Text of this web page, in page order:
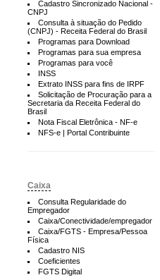
Cadastro Sincronizado Nacional -
CNPJ
Consulta à situação do Pedido
(CNPJ) - Receita Federal do Brasil
Programas para Download
Programas para sua empresa
Programas para você
INSS
Extrato INSS para fins de IRPF
Solicitação de Procuração para a
Secretaria da Receita Federal do
Brasil
Nota Fiscal Eletrônica - NF-e
NFS-e | Portal Contribuinte
Caixa
Consulta Regularidade do
Empregador
Caixa/Conectividade/empregador
Caixa/FGTS - Empresa/Pessoa
Física
Cadastro NIS
Coeficientes
FGTS Digital